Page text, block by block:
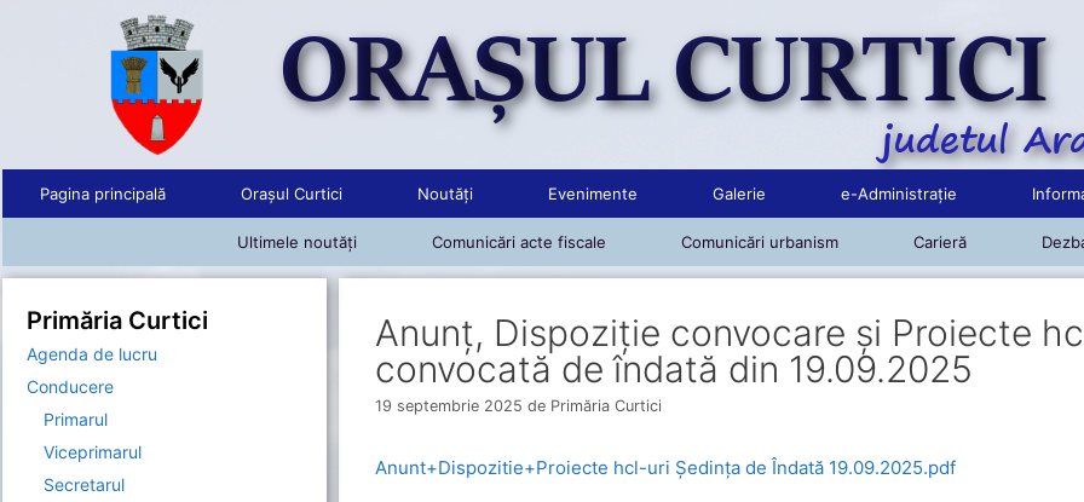
Pagina principală Orașul Curtici Noutăți Evenimente Galerie e-Administrație
Ultimele noutăți Comunicări acte fiscale Comunicări urbanism Carieră
Anunț, Dispoziție convocare și Proiecte
convocată de îndată din 19.09.2025
19 septembrie 2025 de Primăria Curtici
Anunt+Dispozitie+Proiecte hcl-uri Ședința de Îndată 19.09.2025.pdf
Primăria Curtici
Agenda de lucru
Conducere
Primarul
Viceprimarul
Secretarul